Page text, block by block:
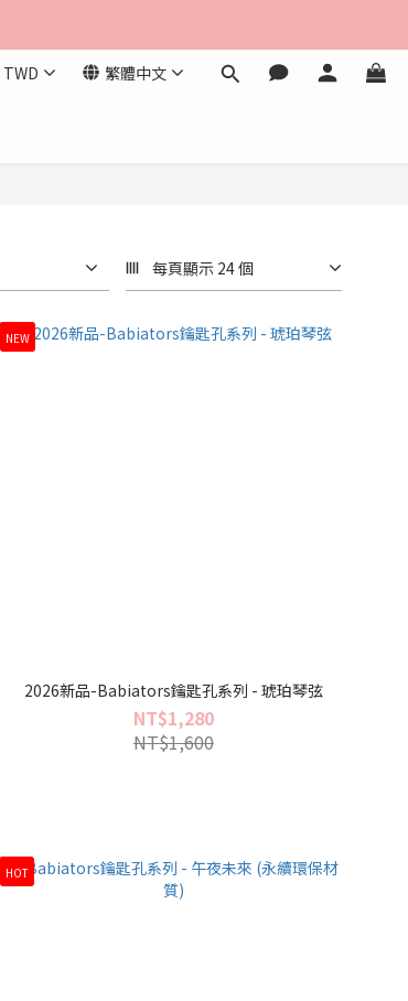
TWD 繁體中文
每頁顯示 24 個
NEW
2026新品-Babiators鑰匙孔系列 - 琥珀琴弦
NT$1,280
NT$1,600
HOT